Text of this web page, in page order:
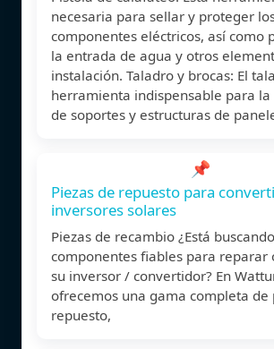
necesaria para sellar y proteger
componentes eléctricos, así como
la entrada de agua y otros
instalación. Taladro y brocas: El
herramienta indispensable para
de soportes y estructuras de
📌
Piezas de repuesto para
inversores solares
Piezas de recambio ¿Está buscando
componentes fiables para reparar
su inversor / convertidor? En
ofrecemos una gama completa de
repuesto,